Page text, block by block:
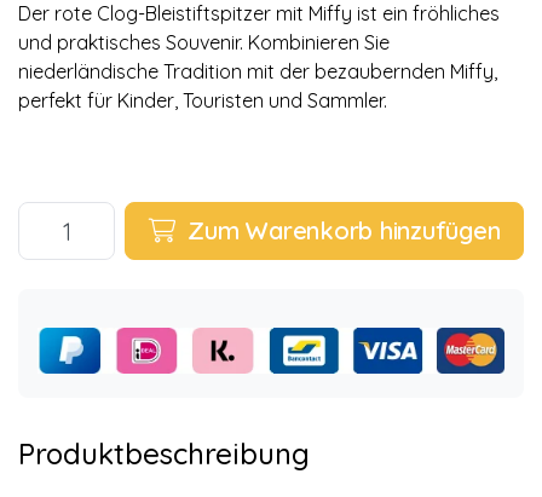
Der rote Clog-Bleistiftspitzer mit Miffy ist ein fröhliches
und praktisches Souvenir. Kombinieren Sie
niederländische Tradition mit der bezaubernden Miffy,
perfekt für Kinder, Touristen und Sammler.
Zum Warenkorb hinzufügen
Produktbeschreibung